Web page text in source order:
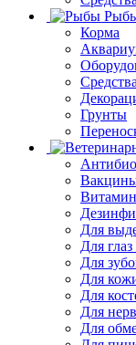
Корма
Грунты
Для
Для
Для
Для
Для
Для
Для